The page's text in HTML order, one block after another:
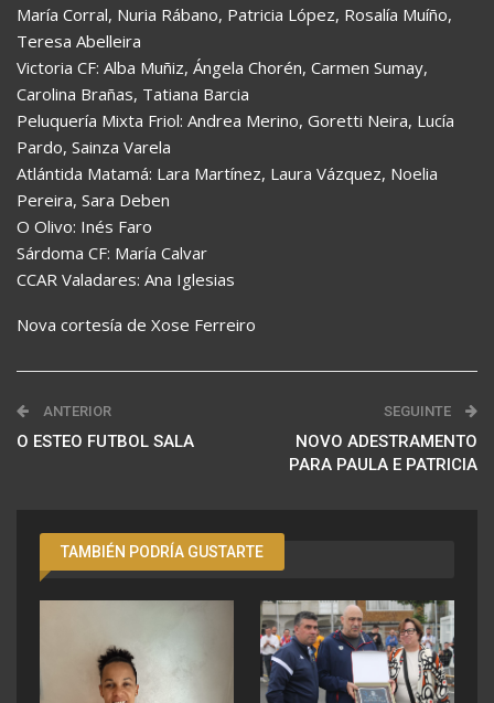
María Corral, Nuria Rábano, Patricia López, Rosalía Muíño,
Teresa Abelleira
Victoria CF: Alba Muñiz, Ángela Chorén, Carmen Sumay,
Carolina Brañas, Tatiana Barcia
Peluquería Mixta Friol: Andrea Merino, Goretti Neira, Lucía
Pardo, Sainza Varela
Atlántida Matamá: Lara Martínez, Laura Vázquez, Noelia
Pereira, Sara Deben
O Olivo: Inés Faro
Sárdoma CF: María Calvar
CCAR Valadares: Ana Iglesias
Nova cortesía de Xose Ferreiro
ANTERIOR
O ESTEO FUTBOL SALA
SEGUINTE
NOVO ADESTRAMENTO
PARA PAULA E PATRICIA
TAMBIÉN PODRÍA GUSTARTE